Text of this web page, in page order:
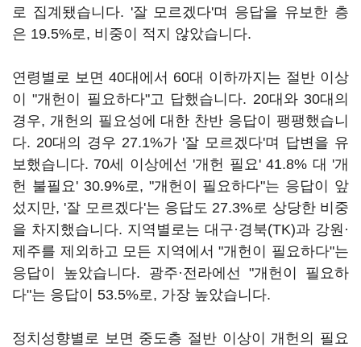
로 집계됐습니다. '잘 모르겠다'며 응답을 유보한 층
은 19.5%로, 비중이 적지 않았습니다.
연령별로 보면 40대에서 60대 이하까지는 절반 이상
이 "개헌이 필요하다"고 답했습니다. 20대와 30대의
경우, 개헌의 필요성에 대한 찬반 응답이 팽팽했습니
다. 20대의 경우 27.1%가 '잘 모르겠다'며 답변을 유
보했습니다. 70세 이상에선 '개헌 필요' 41.8% 대 '개
헌 불필요' 30.9%로, "개헌이 필요하다"는 응답이 앞
섰지만, '잘 모르겠다'는 응답도 27.3%로 상당한 비중
을 차지했습니다. 지역별로는 대구·경북(TK)과 강원·
제주를 제외하고 모든 지역에서 "개헌이 필요하다"는
응답이 높았습니다. 광주·전라에선 "개헌이 필요하
다"는 응답이 53.5%로, 가장 높았습니다.
정치성향별로 보면 중도층 절반 이상이 개헌의 필요